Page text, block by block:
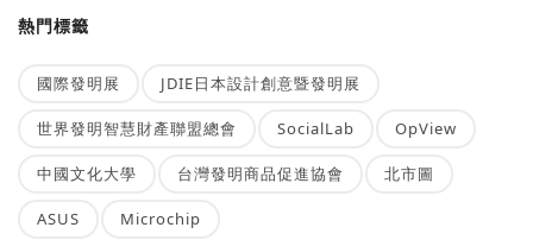
熱門標籤
國際發明展 JDIE日本設計創意暨發明展
世界發明智慧財產聯盟總會 SocialLab OpView
中國文化大學 台灣發明商品促進協會 北市圖
ASUS Microchip